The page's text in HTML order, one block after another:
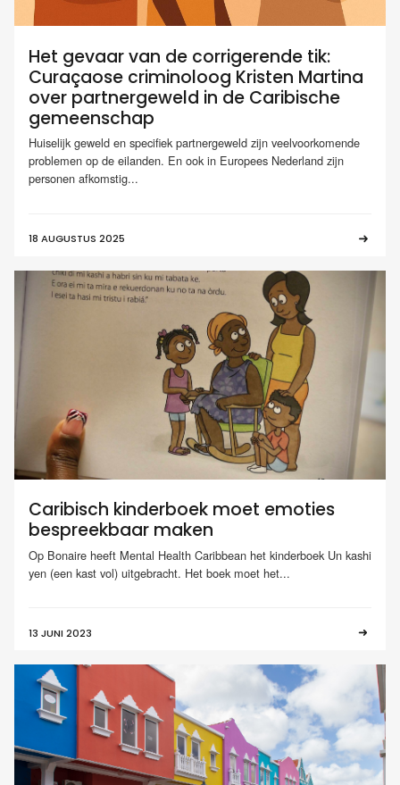
Het gevaar van de corrigerende tik:
Curaçaose criminoloog Kristen Martina
over partnergeweld in de Caribische
gemeenschap
Huiselijk geweld en specifiek partnergeweld zijn veelvoorkomende
problemen op de eilanden. En ook in Europees Nederland zijn
personen afkomstig...
18 AUGUSTUS 2025
Caribisch kinderboek moet emoties
bespreekbaar maken
Op Bonaire heeft Mental Health Caribbean het kinderboek Un kashi
yen (een kast vol) uitgebracht. Het boek moet het...
13 JUNI 2023